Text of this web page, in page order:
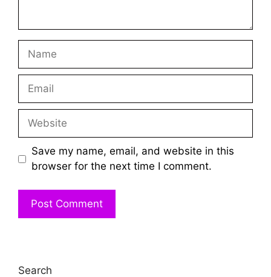
Name
Email
Website
Save my name, email, and website in this
browser for the next time I comment.
Search